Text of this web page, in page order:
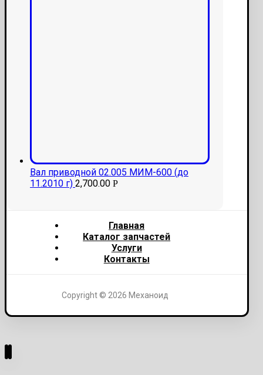
Вал приводной 02.005 МИМ-600 (до
11.2010 г) 2,700.00 Р
Главная
Каталог запчастей
Услуги
Контакты
Copyright © 2026 Механоид